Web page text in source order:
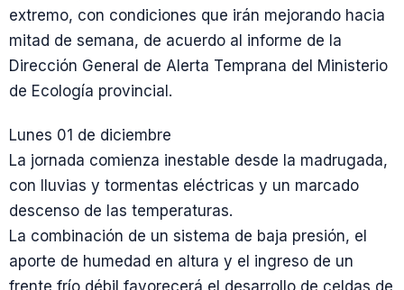
extremo, con condiciones que irán mejorando hacia
mitad de semana, de acuerdo al informe de la
Dirección General de Alerta Temprana del Ministerio
de Ecología provincial.
Lunes 01 de diciembre
La jornada comienza inestable desde la madrugada,
con lluvias y tormentas eléctricas y un marcado
descenso de las temperaturas.
La combinación de un sistema de baja presión, el
aporte de humedad en altura y el ingreso de un